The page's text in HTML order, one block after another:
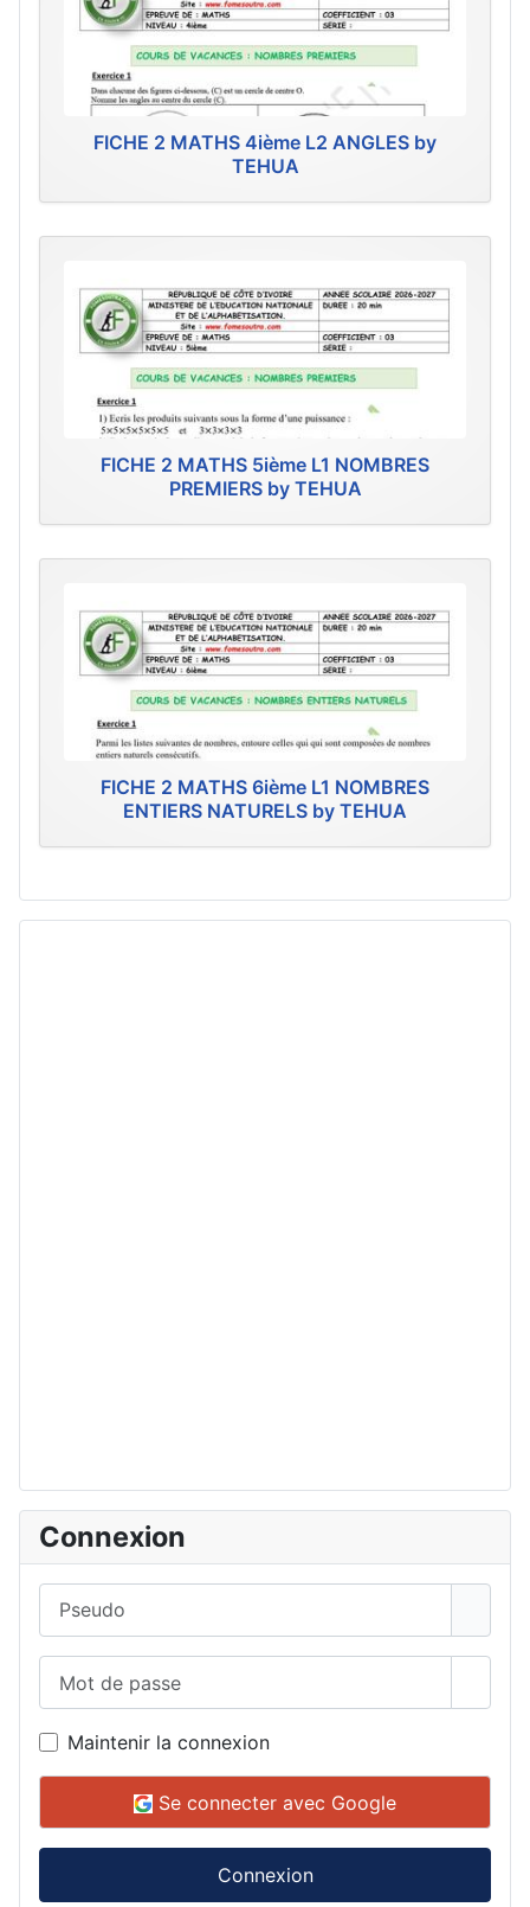
FICHE 2 MATHS 4ième L2 ANGLES by
TEHUA
FICHE 2 MATHS 5ième L1 NOMBRES
PREMIERS by TEHUA
FICHE 2 MATHS 6ième L1 NOMBRES
ENTIERS NATURELS by TEHUA
Connexion
Maintenir la connexion
Se connecter avec Google
Connexion